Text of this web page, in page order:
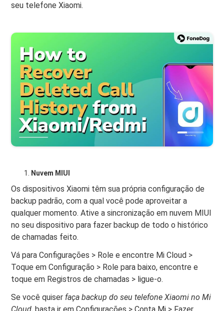
seu telefone Xiaomi.
Nuvem MIUI
Os dispositivos Xiaomi têm sua própria configuração de
backup padrão, com a qual você pode aproveitar a
qualquer momento. Ative a sincronização em nuvem MIUI
no seu dispositivo para fazer backup de todo o histórico
de chamadas feito.
Vá para Configurações > Role e encontre Mi Cloud >
Toque em Configuração > Role para baixo, encontre e
toque em Registros de chamadas > ligue-o.
Se você quiser faça backup do seu telefone Xiaomi no Mi